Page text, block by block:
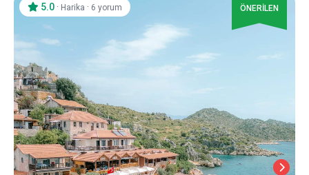
5.0 · Harika · 6 yorum ÖNERİLEN